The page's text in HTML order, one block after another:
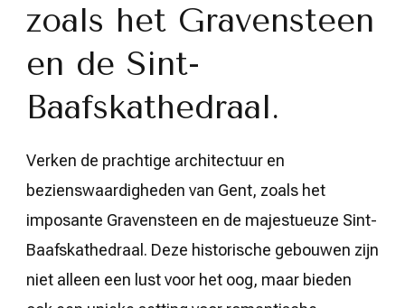
zoals het Gravensteen
en de Sint-
Baafskathedraal.
Verken de prachtige architectuur en
bezienswaardigheden van Gent, zoals het
imposante Gravensteen en de majestueuze Sint-
Baafskathedraal. Deze historische gebouwen zijn
niet alleen een lust voor het oog, maar bieden